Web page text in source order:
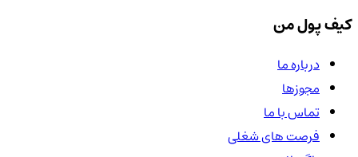
کیف پول من
درباره ما
مجوزها
تماس با ما
فرصت های شغلی